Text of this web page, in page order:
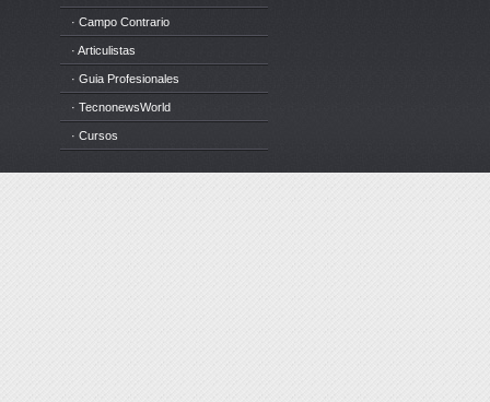
· Campo Contrario
· Articulistas
· Guia Profesionales
· TecnonewsWorld
· Cursos